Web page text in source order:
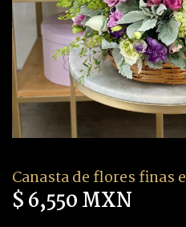
Canasta de flores
$ 6,550 MXN